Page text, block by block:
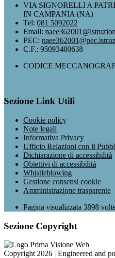
VIA SIGNORELLI A
IN CAMPANIA (NA)
Tel: 081 5092022
Email:
PEC:
C.F.: 95093400638
CODICE
Sezione Link Utili
Cookie policy
Note legali
Informativa Privacy
Ufficio Relazioni con il
Dichiarazione di accessibilità
Obiettivi di accessibilità
Whistleblowing
Gestione consensi cookie
Amministrazione trasparente
Pagina visualizzata 3898
Sezione Copyright
Copyright 2026 | Engineered and